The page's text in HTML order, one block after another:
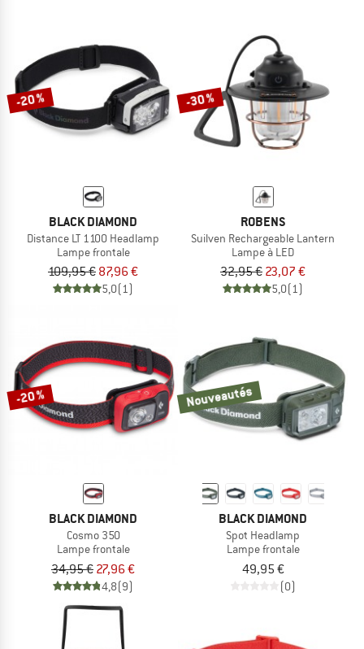
-20 %
BLACK DIAMOND
Distance LT 1100 Headlamp
Lampe frontale
109,95 € 87,96 €
5,0(1)
-30 %
ROBENS
Suilven Rechargeable Lantern
Lampe à LED
32,95 € 23,07 €
5,0(1)
-20 %
BLACK DIAMOND
Cosmo 350
Lampe frontale
34,95 € 27,96 €
4,8(9)
Nouveautés
BLACK DIAMOND
Spot Headlamp
Lampe frontale
49,95 €
(0)